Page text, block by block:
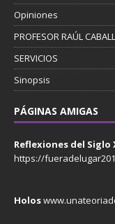
Opiniones
PROFESOR RAÚL
SERVICIOS
Sinopsis
PÁGINAS AMIGAS
Reflexiones del Siglo
https://
Holos